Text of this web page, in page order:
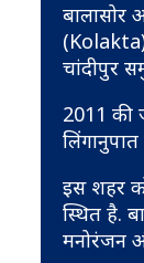
बालासोर
चांदीपुर
2011 की
इस शहर
स्थित है.
मनोरंजन